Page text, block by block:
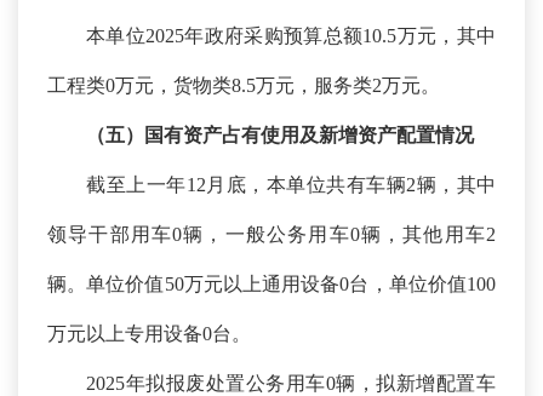
本单位2025年政府采购预算总额10.5万元，其中
工程类0万元，货物类8.5万元，服务类2万元。
（五）国有资产占有使用及新增资产配置情况
截至上一年12月底，本单位共有车辆2辆，其中
领导干部用车0辆，一般公务用车0辆，其他用车2
辆。单位价值50万元以上通用设备0台，单位价值100
万元以上专用设备0台。
2025年拟报废处置公务用车0辆，拟新增配置车